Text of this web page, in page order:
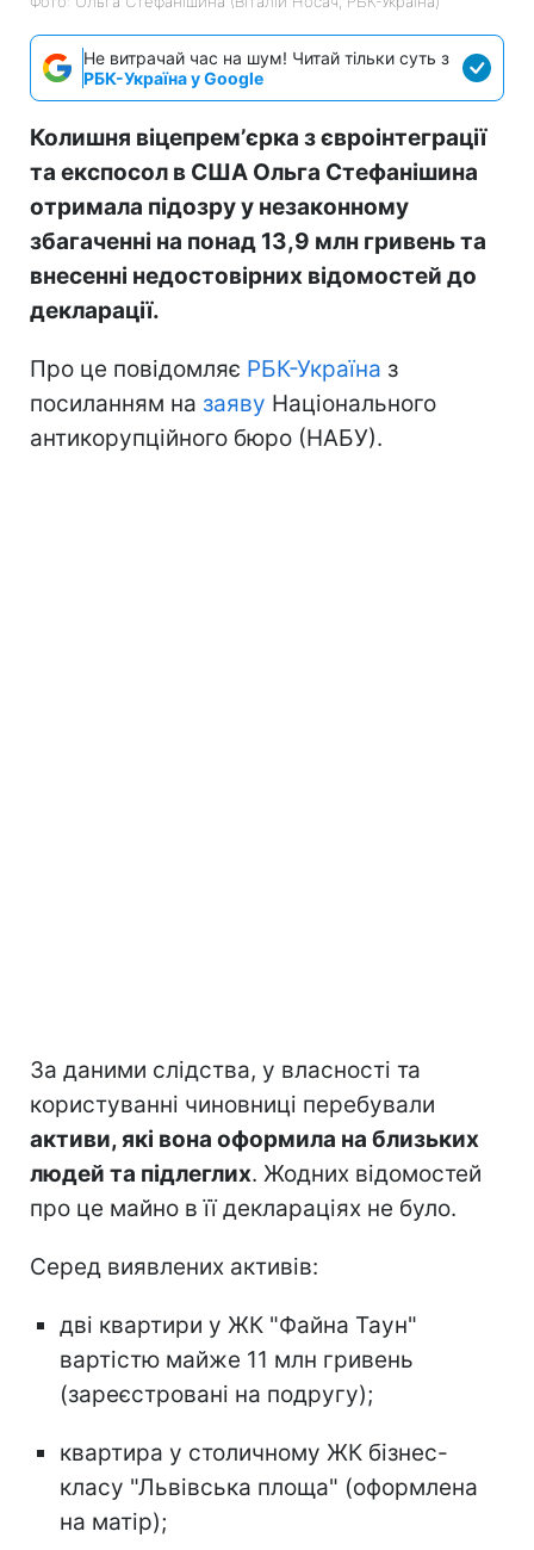
Не витрачай час на шум! Читай тільки суть з
РБК-Україна у Google
Колишня віцепремʼєрка з євроінтеграції
та експосол в США Ольга Стефанішина
отримала підозру у незаконному
збагаченні на понад 13,9 млн гривень та
внесенні недостовірних відомостей до
декларації.
Про це повідомляє РБК-Україна з
посиланням на заяву Національного
антикорупційного бюро (НАБУ).
За даними слідства, у власності та
користуванні чиновниці перебували
активи, які вона оформила на близьких
людей та підлеглих. Жодних відомостей
про це майно в її деклараціях не було.
Серед виявлених активів:
дві квартири у ЖК "Файна Таун"
вартістю майже 11 млн гривень
(зареєстровані на подругу);
квартира у столичному ЖК бізнес-
класу "Львівська площа" (оформлена
на матір);